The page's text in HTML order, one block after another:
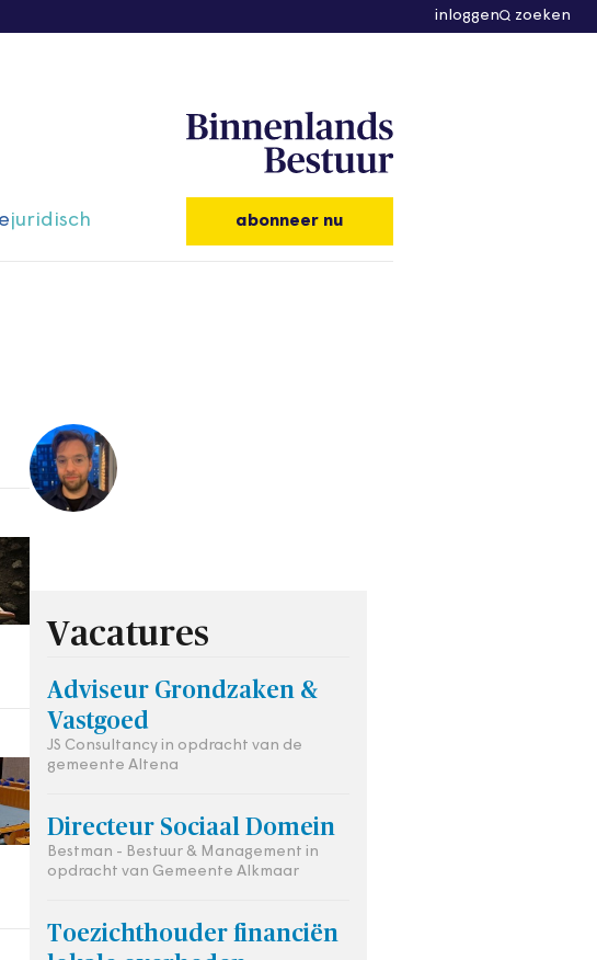
inloggen zoeken
juridisch abonneer nu
Vacatures
Adviseur Grondzaken &
Vastgoed
JS Consultancy in opdracht van de
gemeente Altena
Directeur Sociaal Domein
Bestman - Bestuur & Management in
opdracht van Gemeente Alkmaar
Toezichthouder financiën